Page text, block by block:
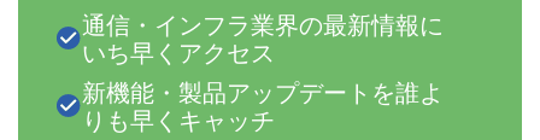
通信・インフラ業界の最新情報に
いち早くアクセス
新機能・製品アップデートを誰よ
りも早くキャッチ